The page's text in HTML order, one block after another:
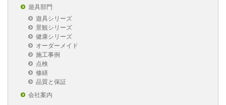
遊具部門
遊具シリーズ
景観シリーズ
健康シリーズ
オーダーメイド
施工事例
点検
修繕
品質と保証
会社案内